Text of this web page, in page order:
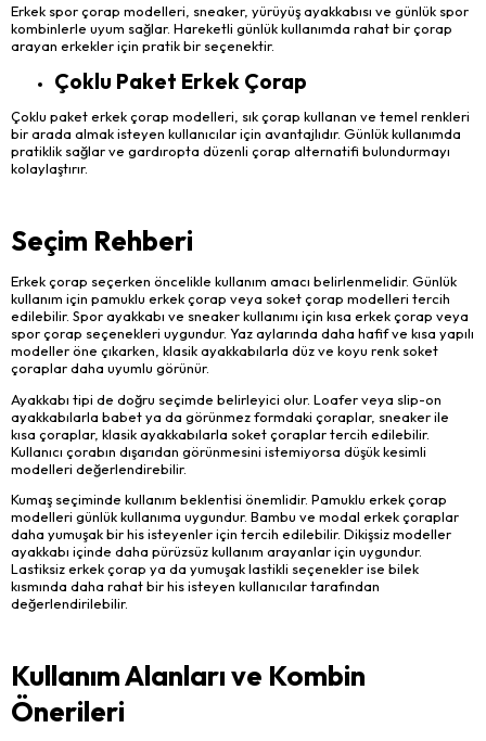
Erkek spor çorap modelleri, sneaker, yürüyüş ayakkabısı ve günlük spor
kombinlerle uyum sağlar. Hareketli günlük kullanımda rahat bir çorap
arayan erkekler için pratik bir seçenektir.
Çoklu Paket Erkek Çorap
Çoklu paket erkek çorap modelleri, sık çorap kullanan ve temel renkleri
bir arada almak isteyen kullanıcılar için avantajlıdır. Günlük kullanımda
pratiklik sağlar ve gardıropta düzenli çorap alternatifi bulundurmayı
kolaylaştırır.
Seçim Rehberi
Erkek çorap seçerken öncelikle kullanım amacı belirlenmelidir. Günlük
kullanım için pamuklu erkek çorap veya soket çorap modelleri tercih
edilebilir. Spor ayakkabı ve sneaker kullanımı için kısa erkek çorap veya
spor çorap seçenekleri uygundur. Yaz aylarında daha hafif ve kısa yapılı
modeller öne çıkarken, klasik ayakkabılarla düz ve koyu renk soket
çoraplar daha uyumlu görünür.
Ayakkabı tipi de doğru seçimde belirleyici olur. Loafer veya slip-on
ayakkabılarla babet ya da görünmez formdaki çoraplar, sneaker ile
kısa çoraplar, klasik ayakkabılarla soket çoraplar tercih edilebilir.
Kullanıcı çorabın dışarıdan görünmesini istemiyorsa düşük kesimli
modelleri değerlendirebilir.
Kumaş seçiminde kullanım beklentisi önemlidir. Pamuklu erkek çorap
modelleri günlük kullanıma uygundur. Bambu ve modal erkek çoraplar
daha yumuşak bir his isteyenler için tercih edilebilir. Dikişsiz modeller
ayakkabı içinde daha pürüzsüz kullanım arayanlar için uygundur.
Lastiksiz erkek çorap ya da yumuşak lastikli seçenekler ise bilek
kısmında daha rahat bir his isteyen kullanıcılar tarafından
değerlendirilebilir.
Kullanım Alanları ve Kombin
Önerileri